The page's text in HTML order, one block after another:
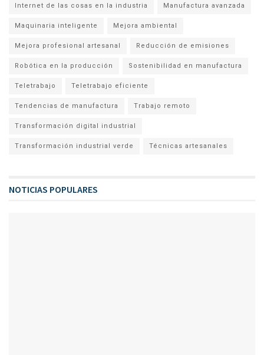
Internet de las cosas en la industria Manufactura avanzada
Maquinaria inteligente Mejora ambiental
Mejora profesional artesanal Reducción de emisiones
Robótica en la producción Sostenibilidad en manufactura
Teletrabajo Teletrabajo eficiente
Tendencias de manufactura Trabajo remoto
Transformación digital industrial
Transformación industrial verde Técnicas artesanales
NOTICIAS POPULARES